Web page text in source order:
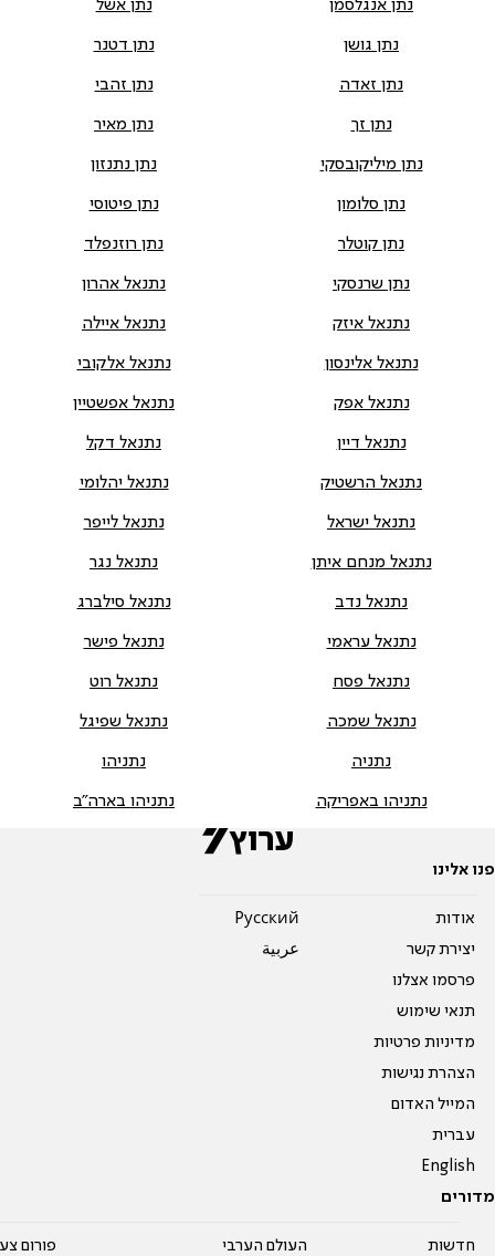
נתן אנגלסמן נתן אשל
נתן גושן נתן דטנר
נתן זאדה נתן זהבי
נתן זך נתן מאיר
נתן מיליקובסקי נתן נתנזון
נתן סלומון נתן פיטוסי
נתן קוטלר נתן רוזנפלד
נתן שרנסקי נתנאל אהרון
נתנאל איזק נתנאל איילה
נתנאל אלינסון נתנאל אלקובי
נתנאל אפק נתנאל אפשטיין
נתנאל דיין נתנאל דקל
נתנאל הרשטיק נתנאל יהלומי
נתנאל ישראל נתנאל לייפר
נתנאל מנחם איתן נתנאל נגר
נתנאל נדב נתנאל סילברג
נתנאל עראמי נתנאל פישר
נתנאל פסח נתנאל רוט
נתנאל שמכה נתנאל שפיגל
נתניה נתניהו
נתניהו באפריקה נתניהו בארה"ב
פנו אלינו
אודות
יצירת קשר
פרסמו אצלנו
תנאי שימוש
מדיניות פרטיות
הצהרת נגישות
המייל האדום
עברית
English
Pусский
عربية
מדורים
חדשות העולם הערבי פורום